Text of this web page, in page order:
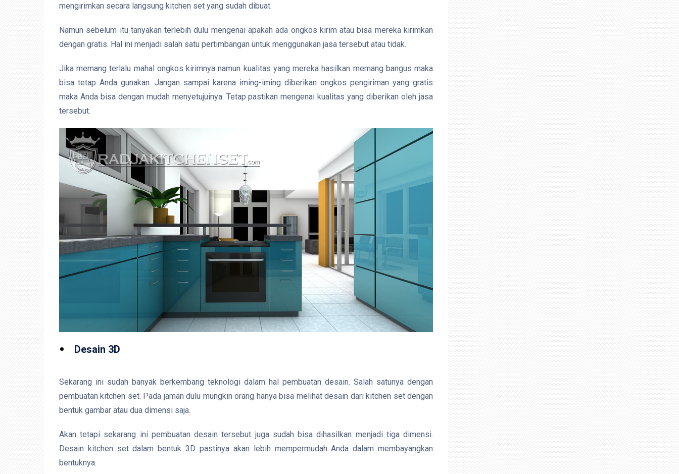
mengirimkan secara langsung kitchen set yang sudah dibuat.
Namun sebelum itu tanyakan terlebih dulu mengenai apakah ada ongkos kirim atau bisa mereka kirimkan
dengan gratis. Hal ini menjadi salah satu pertimbangan untuk menggunakan jasa tersebut atau tidak.
Jika memang terlalu mahal ongkos kirimnya namun kualitas yang mereka hasilkan memang bangus maka
bisa tetap Anda gunakan. Jangan sampai karena iming-iming diberikan ongkos pengiriman yang gratis
maka Anda bisa dengan mudah menyetujuinya. Tetap pastikan mengenai kualitas yang diberikan oleh jasa
tersebut.
Desain 3D
Sekarang ini sudah banyak berkembang teknologi dalam hal pembuatan desain. Salah satunya dengan
pembuatan kitchen set. Pada jaman dulu mungkin orang hanya bisa melihat desain dari kitchen set dengan
bentuk gambar atau dua dimensi saja.
Akan tetapi sekarang ini pembuatan desain tersebut juga sudah bisa dihasilkan menjadi tiga dimensi.
Desain kitchen set dalam bentuk 3D pastinya akan lebih mempermudah Anda dalam membayangkan
bentuknya.